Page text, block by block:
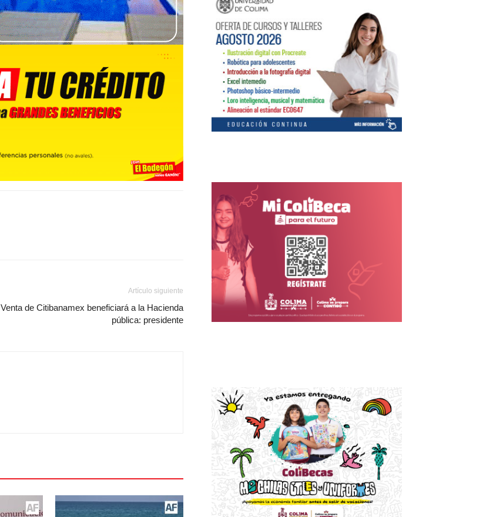
Artículo siguiente
Venta de Citibanamex beneficiará a la Hacienda
pública: presidente